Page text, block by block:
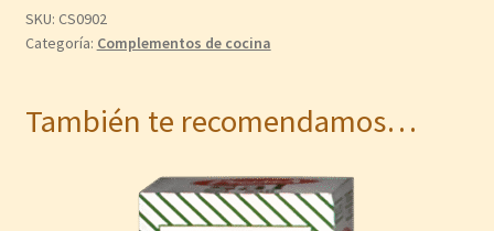
SKU: CS0902
Categoría: Complementos de cocina
También te recomendamos…